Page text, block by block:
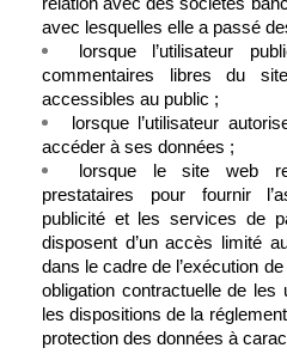
avec lesquelles elle a passé
lorsque l’utilisateur
commentaires libres du
accessibles au public ;
lorsque l’utilisateur
accéder à ses données ;
lorsque le site web
prestataires pour fournir
publicité et les services de
disposent d’un accès limité
dans le cadre de l’exécution
obligation contractuelle de les
les dispositions de la
protection des données à